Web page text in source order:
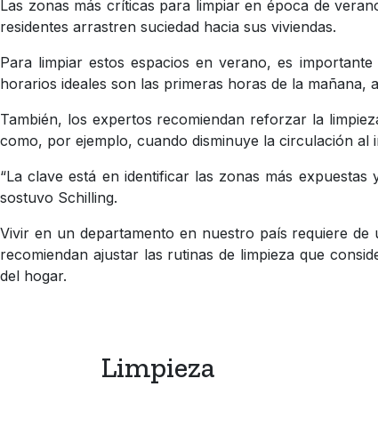
Las zonas más críticas para limpiar en época de
residentes arrastren suciedad hacia sus viviendas.
Para limpiar estos espacios en verano, es
horarios ideales son las primeras horas de la mañana,
También, los expertos recomiendan reforzar la
como, por ejemplo, cuando disminuye la circulación al
“La clave está en identificar las zonas más
sostuvo Schilling.
Vivir en un departamento en nuestro país requiere de
recomiendan ajustar las rutinas de limpieza que
del hogar.
Limpieza